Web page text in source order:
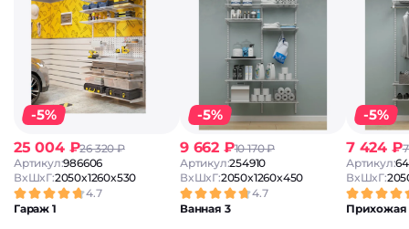
-5%
25 004 ₽26 320 ₽
Артикул:986606
ВxШxГ:2050x1260x530
4.7
Гараж 1
-5%
9 662 ₽10 170 ₽
Артикул:254910
ВxШxГ:2050x1260x450
4.7
Ванная 3
-5%
7 424 ₽
Артикул:
ВxШxГ:
Прихожая